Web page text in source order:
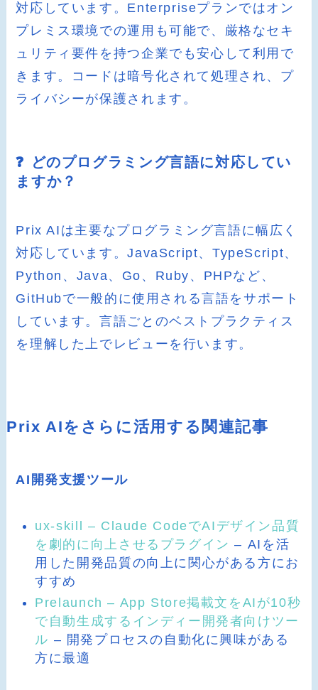
対応しています。Enterpriseプランではオン
プレミス環境での運用も可能で、厳格なセキ
ュリティ要件を持つ企業でも安心して利用で
きます。コードは暗号化されて処理され、プ
ライバシーが保護されます。
❓ どのプログラミング言語に対応してい
ますか？
Prix AIは主要なプログラミング言語に幅広く
対応しています。JavaScript、TypeScript、
Python、Java、Go、Ruby、PHPなど、
GitHubで一般的に使用される言語をサポート
しています。言語ごとのベストプラクティス
を理解した上でレビューを行います。
Prix AIをさらに活用する関連記事
AI開発支援ツール
ux-skill – Claude CodeでAIデザイン品質
を劇的に向上させるプラグイン – AIを活
用した開発品質の向上に関心がある方にお
すすめ
Prelaunch – App Store掲載文をAIが10秒
で自動生成するインディー開発者向けツー
ル – 開発プロセスの自動化に興味がある
方に最適